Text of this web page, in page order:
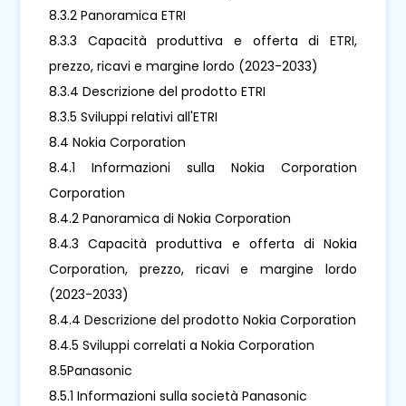
8.3.2 Panoramica ETRI
8.3.3 Capacità produttiva e offerta di ETRI,
prezzo, ricavi e margine lordo (2023-2033)
8.3.4 Descrizione del prodotto ETRI
8.3.5 Sviluppi relativi all'ETRI
8.4 Nokia Corporation
8.4.1 Informazioni sulla Nokia Corporation
Corporation
8.4.2 Panoramica di Nokia Corporation
8.4.3 Capacità produttiva e offerta di Nokia
Corporation, prezzo, ricavi e margine lordo
(2023-2033)
8.4.4 Descrizione del prodotto Nokia Corporation
8.4.5 Sviluppi correlati a Nokia Corporation
8.5Panasonic
8.5.1 Informazioni sulla società Panasonic